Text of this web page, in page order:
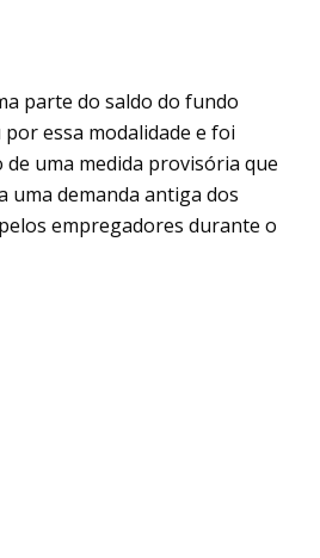
parte do saldo do fundo
essa modalidade e foi
uma medida provisória que
uma demanda antiga dos
empregadores durante o